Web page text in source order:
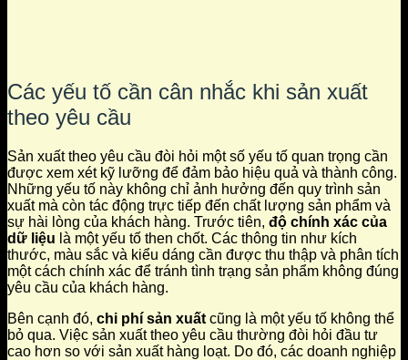
Các yếu tố cần cân nhắc khi sản xuất
theo yêu cầu
Sản xuất theo yêu cầu đòi hỏi một số yếu tố quan trọng cần
được xem xét kỹ lưỡng để đảm bảo hiệu quả và thành công.
Những yếu tố này không chỉ ảnh hưởng đến quy trình sản
xuất mà còn tác động trực tiếp đến chất lượng sản phẩm và
sự hài lòng của khách hàng. Trước tiên, độ chính xác của
dữ liệu là một yếu tố then chốt. Các thông tin như kích
thước, màu sắc và kiểu dáng cần được thu thập và phân tích
một cách chính xác để tránh tình trạng sản phẩm không đúng
yêu cầu của khách hàng.
Bên cạnh đó, chi phí sản xuất cũng là một yếu tố không thể
bỏ qua. Việc sản xuất theo yêu cầu thường đòi hỏi đầu tư
cao hơn so với sản xuất hàng loạt. Do đó, các doanh nghiệp